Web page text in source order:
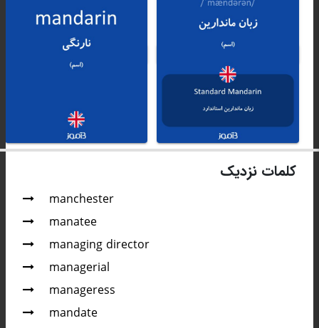
کلمات نزدیک
manchester
manatee
managing director
managerial
manageress
mandate